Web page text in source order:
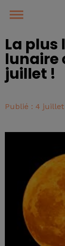
La plus
lunaire
juillet !
Publié : 4 juillet